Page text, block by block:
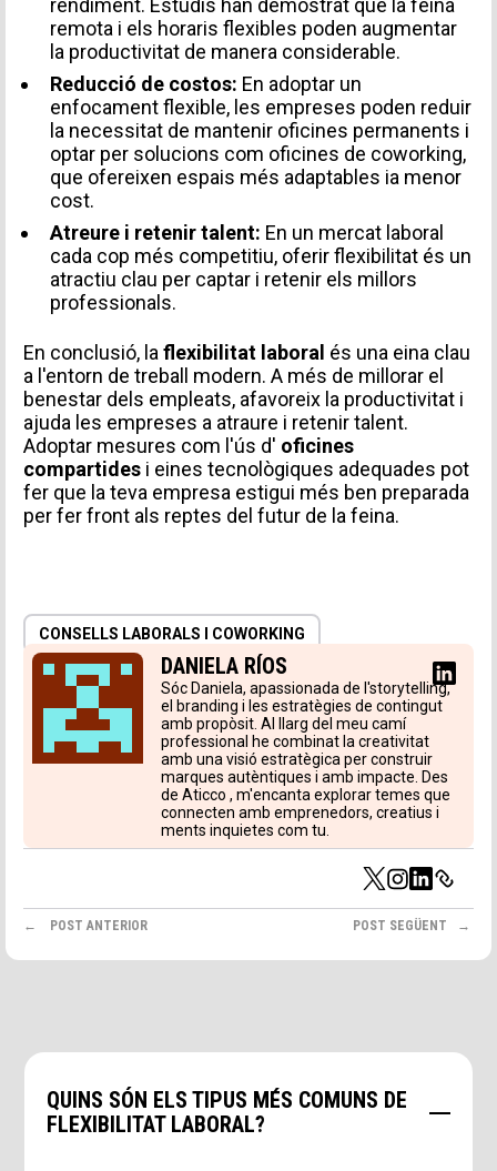
rendiment. Estudis han demostrat que la feina
remota i els horaris flexibles poden augmentar
la productivitat de manera considerable.
Reducció de costos: En adoptar un
enfocament flexible, les empreses poden reduir
la necessitat de mantenir oficines permanents i
optar per solucions com oficines de coworking,
que ofereixen espais més adaptables ia menor
cost.
Atreure i retenir talent: En un mercat laboral
cada cop més competitiu, oferir flexibilitat és un
atractiu clau per captar i retenir els millors
professionals.
En conclusió, laflexibilitat laboral és una eina clau
a l'entorn de treball modern. A més de millorar el
benestar dels empleats, afavoreix la productivitat i
ajuda les empreses a atraure i retenir talent.
Adoptar mesures com l'ús d' oficines
compartides i eines tecnològiques adequades pot
fer que la teva empresa estigui més ben preparada
per fer front als reptes del futur de la feina.
CONSELLS LABORALS I COWORKING
DANIELA RÍOS
Sóc Daniela, apassionada de l'storytelling,
el branding i les estratègies de contingut
amb propòsit. Al llarg del meu camí
professional he combinat la creativitat
amb una visió estratègica per construir
marques autèntiques i amb impacte. Des
de Aticco , m'encanta explorar temes que
connecten amb emprenedors, creatius i
ments inquietes com tu.
POST ANTERIOR POST SEGÜENT
QUINS SÓN ELS TIPUS MÉS COMUNS DE
FLEXIBILITAT LABORAL?
TIPUS DE SOL·LICITUD
Missatge
Accepto rebre comunicacions d'Aticco
Accepto laPolítica de Privacitat*